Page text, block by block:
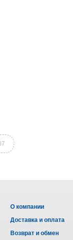
О компании
Доставка и оплата
Возврат и обмен